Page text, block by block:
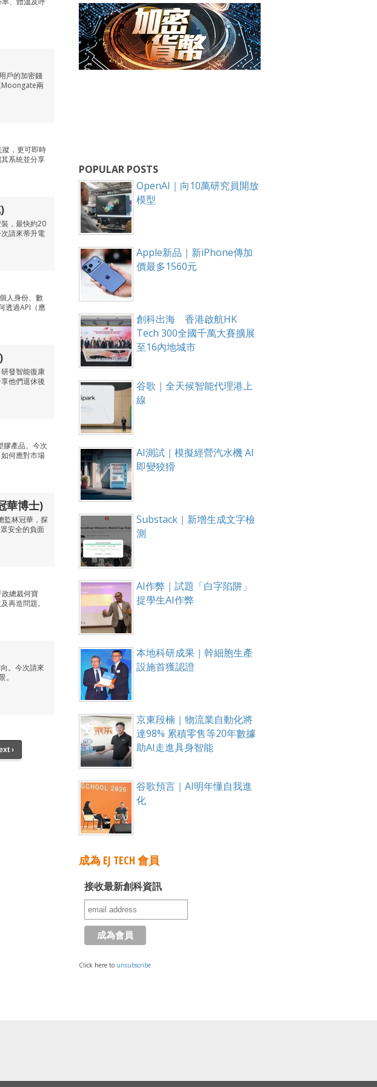
戶的加密錢
Moongate兩
，更可即時
系統並分享
，最快約20
請來蒂升電
人身份、數
透過API（應
發智能復康
他們退休後
膠產品。今次
何應對市場
華博士)
監林冠華，探
安全的負面
總裁何寶
再造問題。
。今次請來
›
POPULAR POSTS
OpenAI｜向10萬研究員開放
模型
Apple新品｜新iPhone傳加
價最多1560元
創科出海 香港啟航HK
Tech 300全國千萬大賽擴展
至16內地城市
谷歌｜全天候智能代理港上
線
AI測試｜模擬經營汽水機 AI
即變狡猾
Substack｜新增生成文字檢
測
AI作弊｜試題「白字陷阱」
捉學生AI作弊
本地科研成果｜幹細胞生產
設施首獲認證
京東段楠｜物流業自動化將
達98% 累積零售等20年數據
助AI走進具身智能
谷歌預言｜AI明年懂自我進
化
成為 EJ TECH 會員
接收最新創科資訊
Click here to unsubscribe